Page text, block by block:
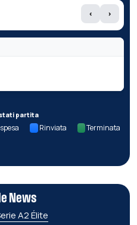
‹ ›
partita
Rinviata Terminata
News
A2 Élite